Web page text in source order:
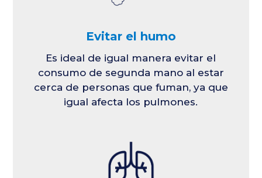
Evitar el humo
Es ideal de igual manera evitar el
consumo de segunda mano al estar
cerca de personas que fuman, ya que
igual afecta los pulmones.